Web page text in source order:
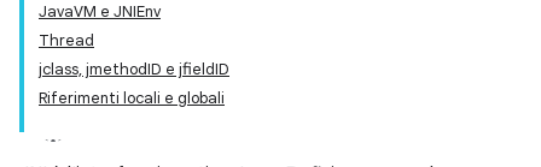
JavaVM e JNIEnv
Thread
jclass, jmethodID e jfieldID
Riferimenti locali e globali